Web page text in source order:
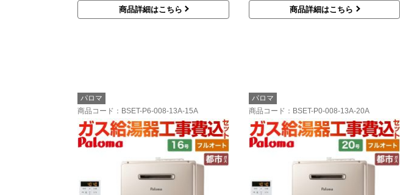
商品詳細はこちら 商品詳細はこちら
パロマ
商品コード ：BSET-P6-008-13A-15A
パロマ
商品コード ：BSET-P0-008-13A-20A